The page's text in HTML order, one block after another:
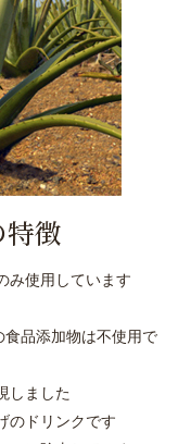
徴
み使用しています
食品添加物は不使用で
しました
のドリンクです